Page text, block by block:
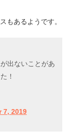
もあるようです。
出ないことがあ
！
7, 2019